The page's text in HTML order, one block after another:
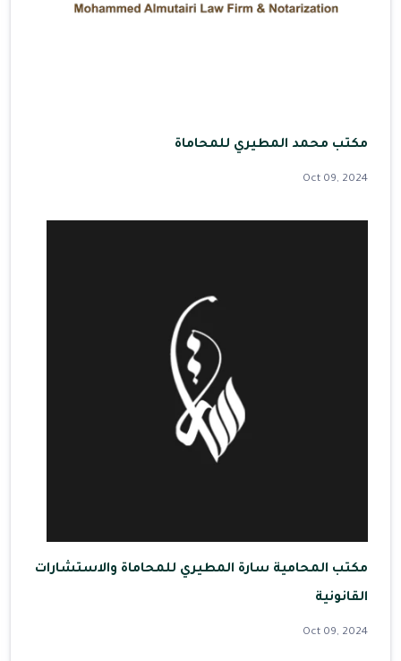
مكتب محمد المطيري للمحاماة
Oct 09, 2024
مكتب المحامية سارة المطيري للمحاماة والاستشارات
القانونية
Oct 09, 2024